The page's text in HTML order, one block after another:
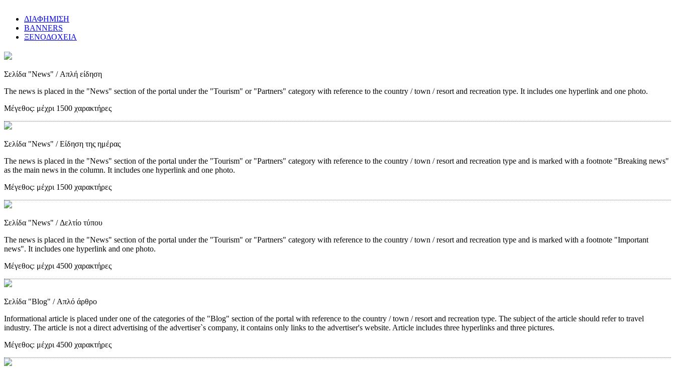
ΔΙΑΦΗΜΙΣΗ
BANNERS
ΞΕΝΟΔΟΧΕΙΑ
Σελίδα "News" / Απλή είδηση
The news is placed in the "News" section of the portal under the "Tourism" or "Partners" category with reference to the country / town / resort and recreation type. It includes one hyperlink and one photo.
Μέγεθος: μέχρι 1500 χαρακτήρες
Σελίδα "News" / Είδηση της ημέρας
The news is placed in the "News" section of the portal under the "Tourism" or "Partners" category with reference to the country / town / resort and recreation type and is marked with a footnote "Breaking news"
as the main news in the column. It includes one hyperlink and one photo.
Μέγεθος: μέχρι 1500 χαρακτήρες
Σελίδα "News" / Δελτίο τύπου
The news is placed in the "News" section of the portal under the "Tourism" or "Partners" category with reference to the country / town / resort and recreation type and is marked with a footnote "Important
news". It includes one hyperlink and one photo.
Μέγεθος: μέχρι 4500 χαρακτήρες
Σελίδα "Blog" / Απλό άρθρο
Informational article is placed under one of the categories of the "Blog" section of the portal with reference to the country / town / resort and recreation type. The subject of the article should refer to travel
industry. The article is not a direct advertising of the advertiser`s company, it contains only links to the advertiser's website. Article includes three hyperlinks and three pictures.
Μέγεθος: μέχρι 4500 χαρακτήρες